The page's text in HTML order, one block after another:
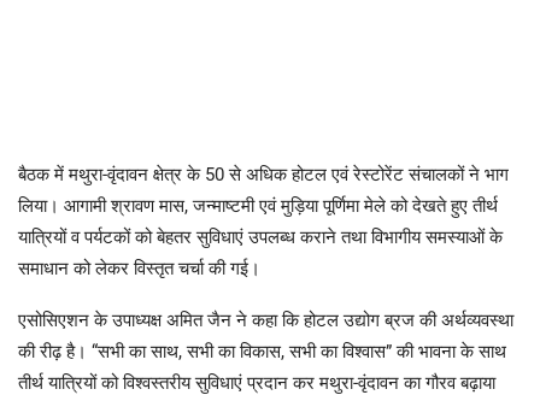
बैठक में मथुरा-वृंदावन क्षेत्र के 50 से अधिक होटल एवं रेस्टोरेंट संचालकों ने भाग
लिया। आगामी श्रावण मास, जन्माष्टमी एवं मुड़िया पूर्णिमा मेले को देखते हुए तीर्थ
यात्रियों व पर्यटकों को बेहतर सुविधाएं उपलब्ध कराने तथा विभागीय समस्याओं के
समाधान को लेकर विस्तृत चर्चा की गई।
एसोसिएशन के उपाध्यक्ष अमित जैन ने कहा कि होटल उद्योग ब्रज की अर्थव्यवस्था
की रीढ़ है। “सभी का साथ, सभी का विकास, सभी का विश्वास” की भावना के साथ
तीर्थ यात्रियों को विश्वस्तरीय सुविधाएं प्रदान कर मथुरा-वृंदावन का गौरव बढ़ाया